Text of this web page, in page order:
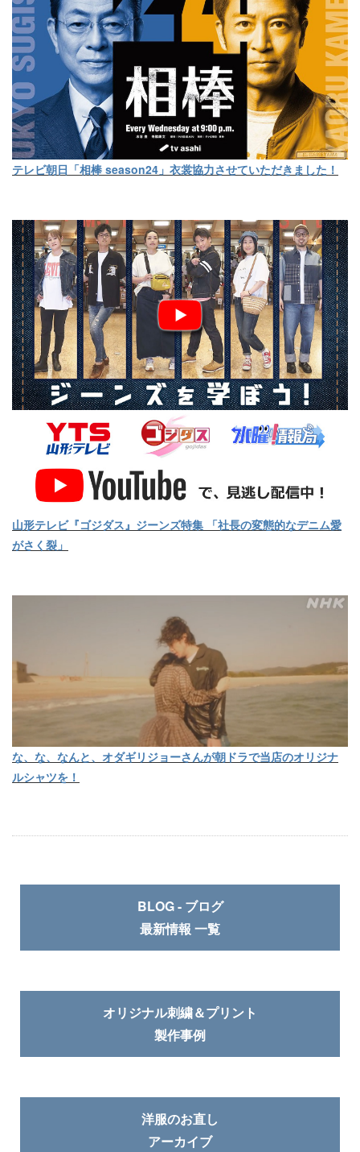
テレビ朝日「相棒 season24」衣裳協力させていただきました！
山形テレビ『ゴジダス』ジーンズ特集 「社長の変態的なデニム愛
がさく裂」
な、な、なんと、オダギリジョーさんが朝ドラで当店のオリジナ
ルシャツを！
BLOG - ブログ
最新情報 一覧
オリジナル刺繍＆プリント
製作事例
洋服のお直し
アーカイブ